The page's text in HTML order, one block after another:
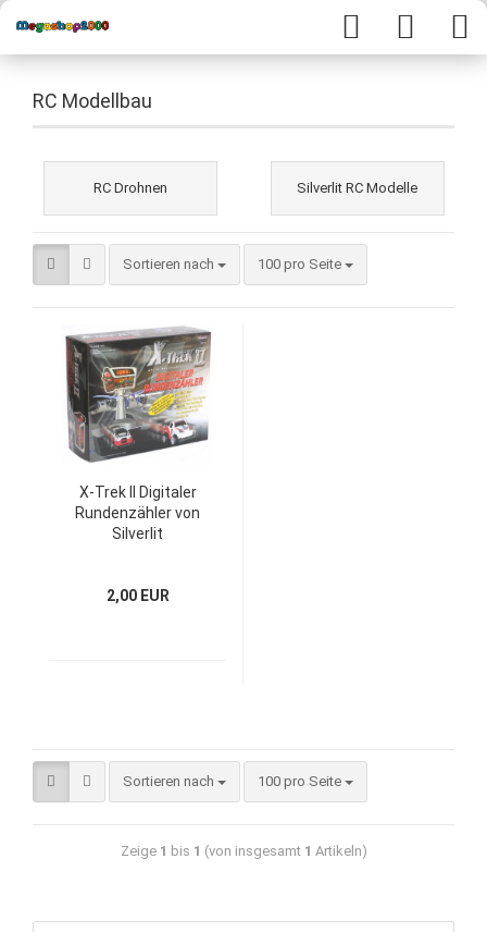
RC Modellbau
RC Drohnen Silverlit RC Modelle
Sortieren nach 100 pro Seite
X-Trek II Digitaler
Rundenzähler von
Silverlit
2,00 EUR
Sortieren nach 100 pro Seite
Zeige 1 bis 1 (von insgesamt 1 Artikeln)